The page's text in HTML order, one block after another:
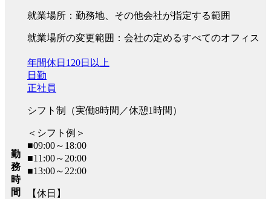
就業場所：勤務地、その他会社が指定する範囲
就業場所の変更範囲：会社の定めるすべてのオフィス
勤
務
時
間
年間休日120日以上
日勤
正社員
シフト制（実働8時間／休憩1時間）
＜シフト例＞
■09:00～18:00
■11:00～20:00
■13:00～22:00
【休日】